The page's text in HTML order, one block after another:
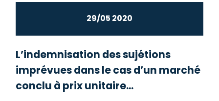
29/05 2020
L’indemnisation des sujétions
imprévues dans le cas d’un marché
conclu à prix unitaire...